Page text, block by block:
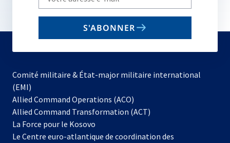
your
email
S'ABONNER
Comité militaire & État-major militaire international
(EMI)
Allied Command Operations (ACO)
dans
nouvel
Allied Command Transformation (ACT)
La Force pour le Kosovo
dans
Le Centre euro-atlantique de coordination des